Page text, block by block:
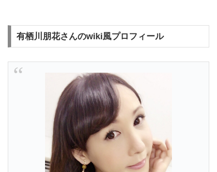
有栖川朋花さんのwiki風プロフィール